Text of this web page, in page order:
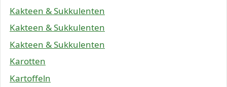
Kakteen & Sukkulenten
Kakteen & Sukkulenten
Kakteen & Sukkulenten
Karotten
Kartoffeln